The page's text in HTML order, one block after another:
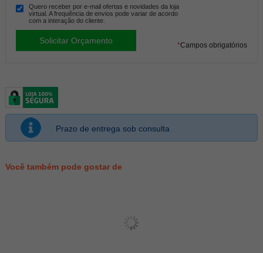
Quero receber por e-mail ofertas e novidades da loja
virtual. A frequência de envios pode variar de acordo
com a interação do cliente.
*Campos obrigatórios
Prazo de entrega sob consulta
Você também pode gostar de